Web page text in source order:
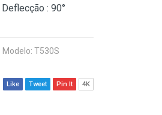
: 90°
Modelo: T530S
Like Tweet Pin It 4K